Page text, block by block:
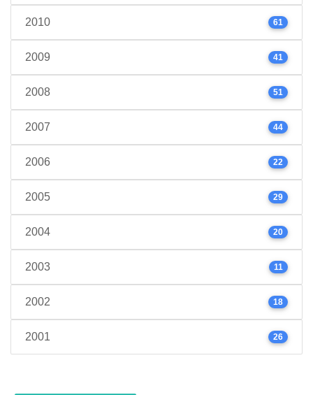
2010 61
2009 41
2008 51
2007 44
2006 22
2005 29
2004 20
2003 11
2002 18
2001 26